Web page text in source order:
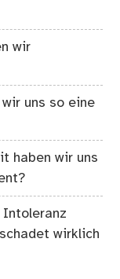
wir
uns so eine
haben wir uns
Intoleranz
wirklich